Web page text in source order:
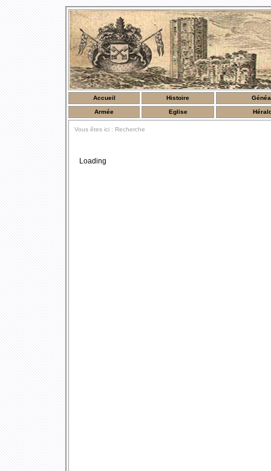
Accueil Histoire
Armée Eglise
Vous êtes ici : Recherche
Loading